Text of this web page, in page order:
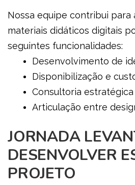
Nossa equipe contribui para
materiais didáticos digitais
seguintes funcionalidades:
Desenvolvimento de
Disponibilização e
Consultoria
Articulação entre
JORNADA
DESENVOLVER
PROJETO